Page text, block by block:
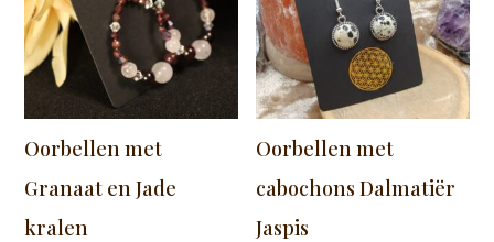
Oorbellen met
Granaat en Jade
kralen
Oorbellen met
cabochons Dalmatiër
Jaspis